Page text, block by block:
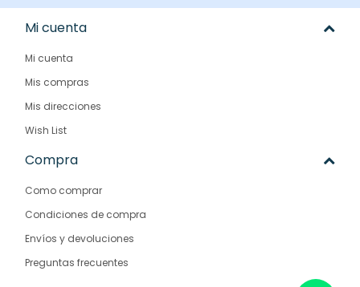
Mi cuenta
Mi cuenta
Mis compras
Mis direcciones
Wish List
Compra
Como comprar
Condiciones de compra
Envíos y devoluciones
Preguntas frecuentes